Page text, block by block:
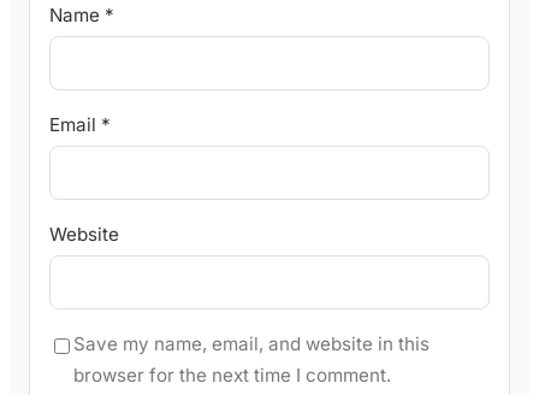
Name *
Email *
Website
Save my name, email, and website in this
browser for the next time I comment.